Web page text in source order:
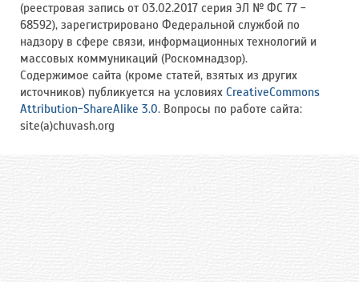
(реестровая запись от 03.02.2017 серия ЭЛ № ФС 77 -
68592), зарегистрировано Федеральной службой по
надзору в сфере связи, информационных технологий и
массовых коммуникаций (Роскомнадзор).
Содержимое сайта (кроме статей, взятых из других
источников) публикуется на условиях CreativeCommons
Attribution-ShareAlike 3.0. Вопросы по работе сайта:
site(a)chuvash.org